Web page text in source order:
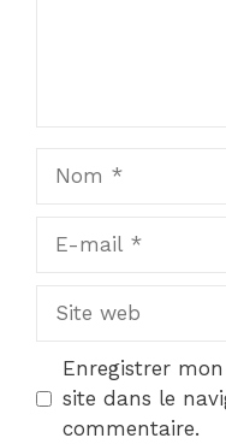
mail
web
Enregistrer
site dans le
commentaire.